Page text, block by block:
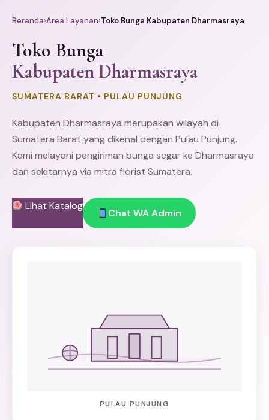
Beranda›Area Layanan›Toko Bunga Kabupaten Dharmasraya
Toko Bunga
Kabupaten Dharmasraya
SUMATERA BARAT • PULAU PUNJUNG
Kabupaten Dharmasraya merupakan wilayah di
Sumatera Barat yang dikenal dengan Pulau Punjung.
Kami melayani pengiriman bunga segar ke Dharmasraya
dan sekitarnya via mitra florist Sumatera.
Lihat Katalog
Chat WA Admin
PULAU PUNJUNG